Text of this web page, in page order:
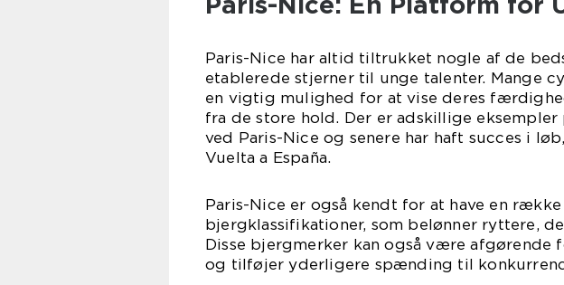
Paris-Nice har altid tiltrukket nogle af de
etablerede stjerner til unge talenter. Mange
en vigtig mulighed for at vise deres
fra de store hold. Der er adskillige
ved Paris-Nice og senere har haft succes i
Vuelta a España.
Paris-Nice er også kendt for at have en
bjergklassifikationer, som belønner ryttere,
Disse bjergmerker kan også være afgørende
og tilføjer yderligere spænding til